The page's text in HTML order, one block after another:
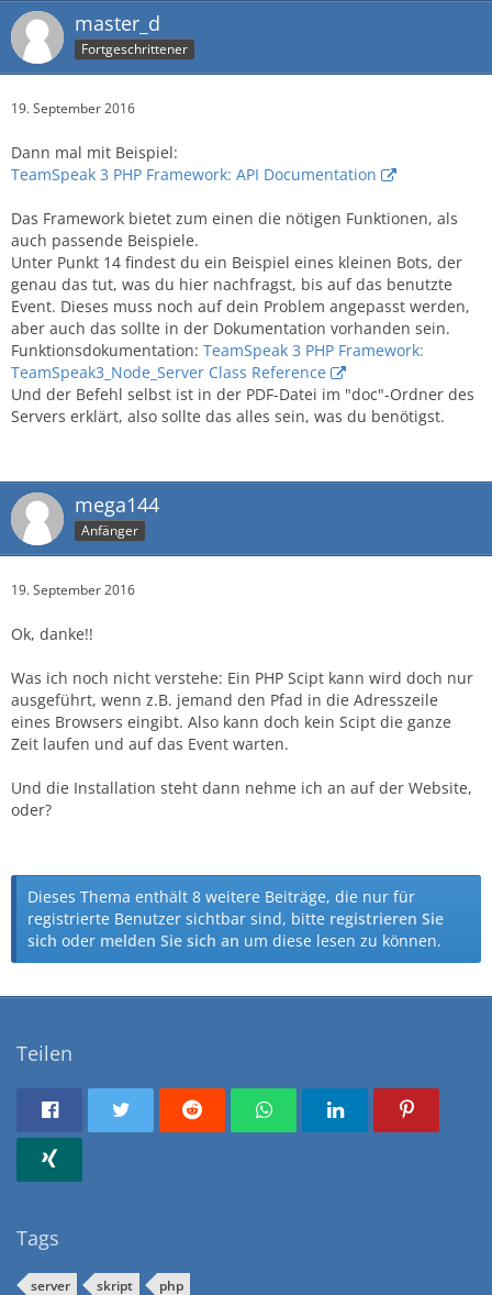
master_d
Fortgeschrittener
19. September 2016
Dann mal mit Beispiel:
TeamSpeak 3 PHP Framework: API Documentation
Das Framework bietet zum einen die nötigen Funktionen, als
auch passende Beispiele.
Unter Punkt 14 findest du ein Beispiel eines kleinen Bots, der
genau das tut, was du hier nachfragst, bis auf das benutzte
Event. Dieses muss noch auf dein Problem angepasst werden,
aber auch das sollte in der Dokumentation vorhanden sein.
Funktionsdokumentation: TeamSpeak 3 PHP Framework:
TeamSpeak3_Node_Server Class Reference
Und der Befehl selbst ist in der PDF-Datei im "doc"-Ordner des
Servers erklärt, also sollte das alles sein, was du benötigst.
mega144
Anfänger
19. September 2016
Ok, danke!!
Was ich noch nicht verstehe: Ein PHP Scipt kann wird doch nur
ausgeführt, wenn z.B. jemand den Pfad in die Adresszeile
eines Browsers eingibt. Also kann doch kein Scipt die ganze
Zeit laufen und auf das Event warten.
Und die Installation steht dann nehme ich an auf der Website,
oder?
Dieses Thema enthält 8 weitere Beiträge, die nur für
registrierte Benutzer sichtbar sind, bitte registrieren Sie
sich oder melden Sie sich an um diese lesen zu können.
Teilen
Tags
server skript php